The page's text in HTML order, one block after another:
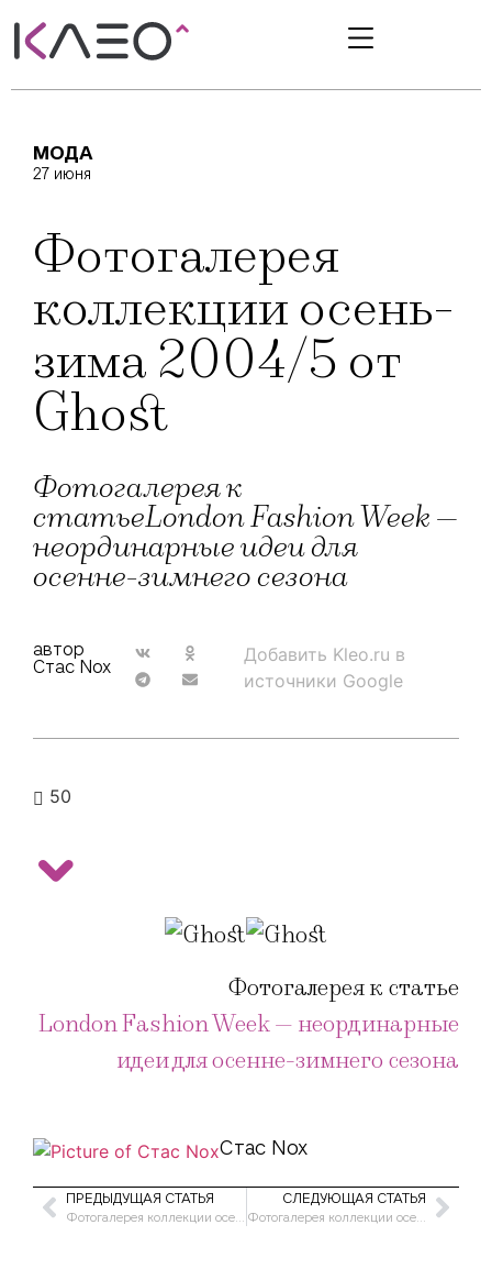
МОДА
27 июня
Фотогалерея
коллекции осень-
зима 2004/5 от
Ghost
Фотогалерея к
статьеLondon Fashion Week —
неординарные идеи для
осенне-зимнего сезона
автор
Стас Nox
Добавить Kleo.ru в
источники Google
50
Фотогалерея к статье
London Fashion Week — неординарные
идеи для осенне-зимнего сезона
Стас Nox
ПРЕДЫДУЩАЯ СТАТЬЯ
Фотогалерея коллекции осень-зима 2004/5 от FrostFrench
СЛЕДУЮЩАЯ СТАТЬЯ
Фотогалерея коллекции осень-зима 2004/5 от Narciso Rodriguez